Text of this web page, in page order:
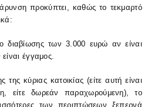
προκύπτει, καθώς το τεκμαρτό
διαβίωσης των 3.000 ευρώ αν είναι
έγγαμος.
κύριας κατοικίας (είτε αυτή είναι
είτε δωρεάν παραχωρούμενη), το
των περιπτώσεων ξεπερνά